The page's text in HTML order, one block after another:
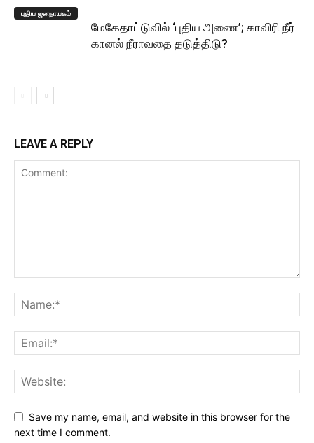
புதிய ஜனநாயகம்
மேகேதாட்டுவில் ‘புதிய அணை’; காவிரி நீர்
கானல் நீராவதை தடுத்திடு?
LEAVE A REPLY
Save my name, email, and website in this browser for the
next time I comment.